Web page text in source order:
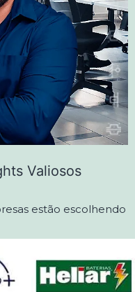
Valiosos
estão escolhendo